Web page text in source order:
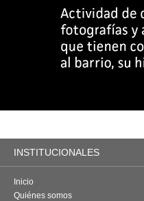
INSTITUCIONALES
Inicio
Quiénes somos